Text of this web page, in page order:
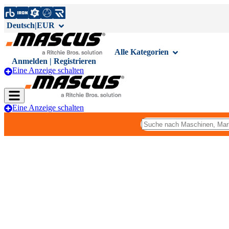
Deutsch|EUR
Alle Kategorien
Anmelden | Registrieren
Eine Anzeige schalten
Eine Anzeige schalten